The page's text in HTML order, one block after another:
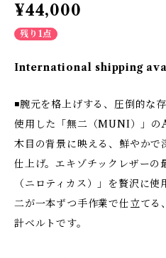
¥44,000
残り1点
International shipping
◾️腕元を格上げする、圧倒的な
使用した「無二（MUNI）」
木目の背景に映える、鮮やかで
仕上げ。エキゾチックレザーの
（ニロティカス）」を贅沢に
二が一本ずつ手作業で仕立て
計ベルトです。